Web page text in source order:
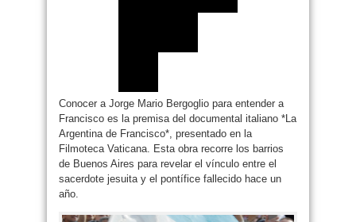
Conocer a Jorge Mario Bergoglio para entender a
Francisco es la premisa del documental italiano *La
Argentina de Francisco*, presentado en la
Filmoteca Vaticana. Esta obra recorre los barrios
de Buenos Aires para revelar el vínculo entre el
sacerdote jesuita y el pontífice fallecido hace un
año.